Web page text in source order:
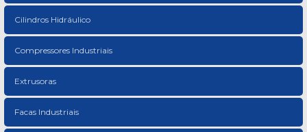
Cilindros Hidráulico
Compressores Industriais
Extrusoras
Facas Industriais